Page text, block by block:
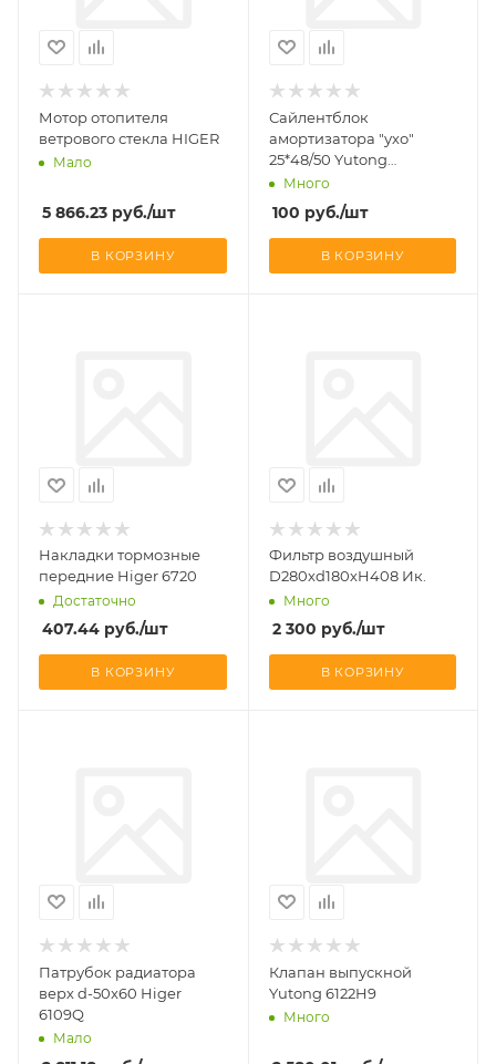
Мотор отопителя
ветрового стекла HIGER
Мало
5 866.23 руб./шт
В КОРЗИНУ
Сайлентблок
амортизатора "ухо"
25*48/50 Yutong
6852/6108/6118
Много
100 руб./шт
В КОРЗИНУ
Накладки тормозные
передние Higer 6720
Достаточно
407.44 руб./шт
В КОРЗИНУ
Фильтр воздушный
D280хd180хH408 Ик.
Много
2 300 руб./шт
В КОРЗИНУ
Патрубок радиатора
верх d-50x60 Higer
6109Q
Мало
Клапан выпускной
Yutong 6122H9
Много